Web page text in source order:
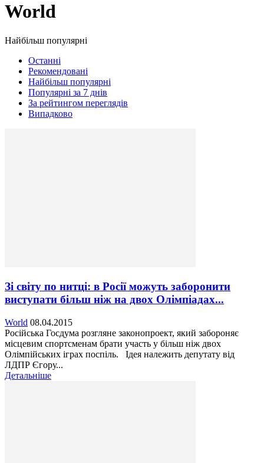
World
Найбільш популярні
Останні
Рекомендовані
Найбільш популярні
Популярні за 7 днів
За рейтингом переглядів
Випадково
Зі світу по нитці: в Росії можуть заборонити
виступати більш ніж на двох Олімпіадах...
World 08.04.2015
Російська Госдума розгляне законопроект, який забороняє
місцевим спортсменам брати участь у більш ніж двох
Олімпійських іграх поспіль. Ідея належить депутату від
ЛДПР Єгору...
Детальніше